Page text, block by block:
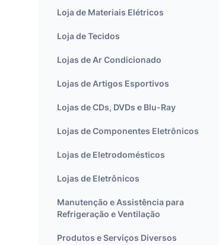
Loja de Materiais Elétricos
Loja de Tecidos
Lojas de Ar Condicionado
Lojas de Artigos Esportivos
Lojas de CDs, DVDs e Blu-Ray
Lojas de Componentes Eletrônicos
Lojas de Eletrodomésticos
Lojas de Eletrônicos
Manutenção e Assistência para
Refrigeração e Ventilação
Produtos e Serviços Diversos